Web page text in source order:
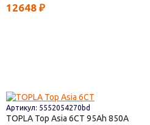
12648 ₽
Артикул: 5552054270bd
TOPLA Top Asia 6СТ 95 850